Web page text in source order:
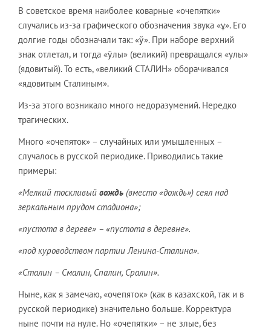
В советское время наиболее коварные «очепятки»
случались из-за графического обозначения звука «ұ». Его
долгие годы обозначали так: «ỹ». При наборе верхний
знак отлетал, и тогда «ỹлы» (великий) превращался «улы»
(ядовитый). То есть, «великий СТАЛИН» оборачивался
«ядовитым Сталиным».
Из-за этого возникало много недоразумений. Нередко
трагических.
Много «очепяток» – случайных или умышленных –
случалось в русской периодике. Приводились такие
примеры:
«Мелкий тоскливый вождь (вместо «дождь») сеял над
зеркальным прудом стадиона»;
«пустота в дереве» – «пустота в деревне».
«под куроводством партии Ленина-Сталина».
«Сталин – Смалин, Спалин, Сралин».
Ныне, как я замечаю, «очепяток» (как в казахской, так и в
русской периодике) значительно больше. Корректура
ныне почти на нуле. Но «очепятки» – не злые, без